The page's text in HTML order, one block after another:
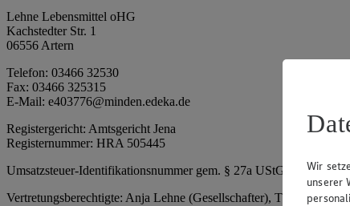
Lehne Lebensmittel oHG
Kachstedter Str. 1
06556 Artern
Telefon: 03466 32530
Fax: 03466 325315
E-Mail: e403776@minden.edeka.de
Registergericht: Amtsgericht Jena
Registernummer: HRA 505445
Umsatzsteuer-Identifikationsnummer gem. § 27a UStG: DE
Vertretungsberechtigte: Anja Lehne (Gesellschafter), Thomas
Wir
unserer